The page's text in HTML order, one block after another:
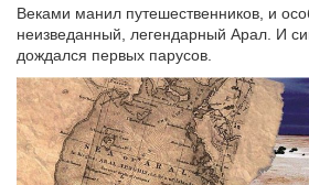
Веками манил путешественников, и
неизведанный, легендарный Арал. И
дождался первых парусов.